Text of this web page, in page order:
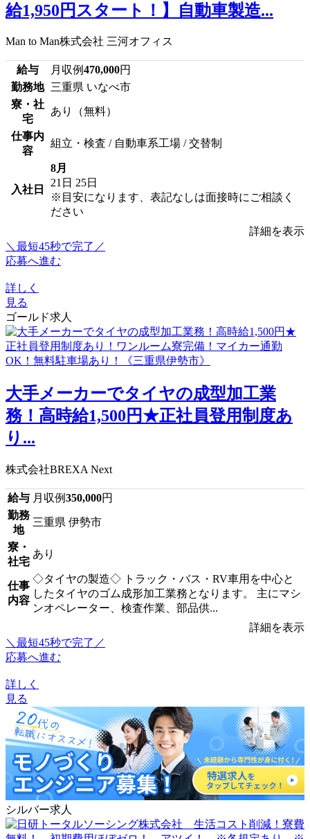
給1,950円スタート！】自動車製造...
Man to Man株式会社 三河オフィス
給与 月収例470,000円
勤務地 三重県 いなべ市
寮・社
宅
あり（無料）
仕事内
容
組立・検査 / 自動車系工場 / 交替制
入社日
8月
21日 25日
※目安になります、表記なしは面接時にご相談く
ださい
詳細を表示
＼最短45秒で完了／
応募へ進む
詳しく
見る
ゴールド求人
大手メーカーでタイヤの成型加工業
務！高時給1,500円★正社員登用制度あ
り...
株式会社BREXA Next
給与 月収例350,000円
勤務
地
三重県 伊勢市
寮・
社宅
あり
仕事
内容
◇タイヤの製造◇ トラック・バス・RV車用を中心と
したタイヤのゴム成形加工業務となります。 主にマシ
ンオペレーター、検査作業、部品供...
詳細を表示
＼最短45秒で完了／
応募へ進む
詳しく
見る
シルバー求人